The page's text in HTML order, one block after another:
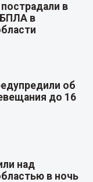
в
БПЛА в
об
до 16
над
в ночь